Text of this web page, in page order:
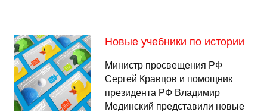
Новые учебники по истории
Министр просвещения РФ
Сергей Кравцов и помощник
президента РФ Владимир
Мединский представили новые